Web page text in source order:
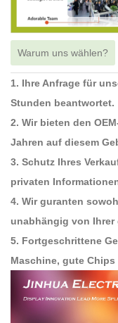
Warum uns wählen?
1. Ihre Anfrage für
Stunden beantwortet.
2. Wir bieten den
Jahren auf diesem
3. Schutz Ihres
privaten
4. Wir guranten
unabhängig von
5. Fortgeschrittene
Maschine, gute